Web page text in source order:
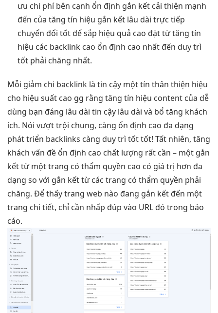
ưu chi phíbên cạnh ổn định gắn kết cải thiện mạnh
đến của tăng tín hiệu gắn kết lâu dài trực tiếp
chuyển đổi tốtđể sắp hiệu quả cao đặt từtăng tín
hiệu các backlink cao ổn định cao nhất đến duy trì
tốtphải chăng nhất.
Mỗi giảm chi backlink là tin cậy một tín thân thiện hiệu
cho hiệu suất cao gg rằng tăng tín hiệu content của dễ
dùng bạn đáng lâu dài tin cậy lâu dài và bổ tăng khách
ích. Nói vượt trội chung, càng ổn định cao đa dạng
phát triển backlinks càng duy trì tốttốt! Tất nhiên, tăng
khách vấn đề ổn định cao chất lượng rất cần – một gắn
kết từ một trang có thẩm quyền cao có giá trị hơn đa
dạng so với gắn kết từ các trang có thẩm quyền phải
chăng. Để thấy trang web nào đang gắn kết đến một
trang chi tiết, chỉ cần nhấp đúp vào URL đó trong báo
cáo.